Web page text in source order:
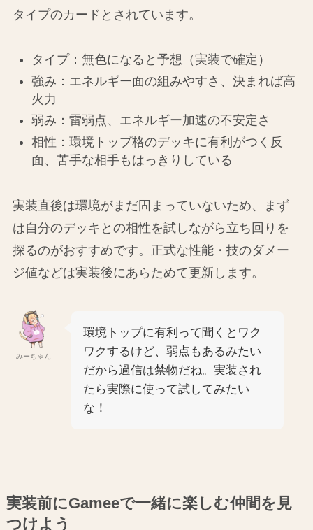
タイプのカードとされています。
タイプ：無色になると予想（実装で確定）
強み：エネルギー面の組みやすさ、決まれば高
火力
弱み：雷弱点、エネルギー加速の不安定さ
相性：環境トップ格のデッキに有利がつく反
面、苦手な相手もはっきりしている
実装直後は環境がまだ固まっていないため、まず
は自分のデッキとの相性を試しながら立ち回りを
探るのがおすすめです。正式な性能・技のダメー
ジ値などは実装後にあらためて更新します。
みーちゃん
環境トップに有利って聞くとワク
ワクするけど、弱点もあるみたい
だから過信は禁物だね。実装され
たら実際に使って試してみたい
な！
実装前にGameeで一緒に楽しむ仲間を見
つけよう